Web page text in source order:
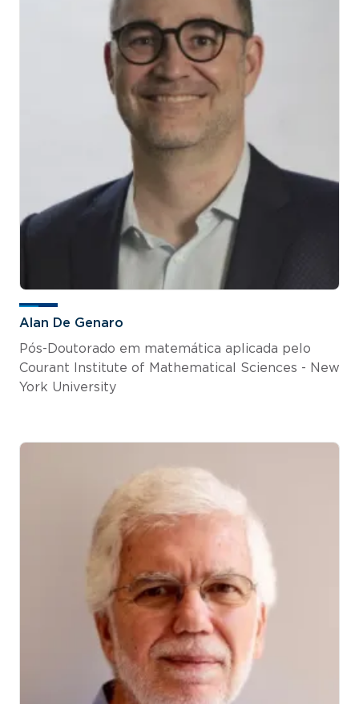
Alan De Genaro
Pós-Doutorado em matemática aplicada pelo
Courant Institute of Mathematical Sciences - New
York University